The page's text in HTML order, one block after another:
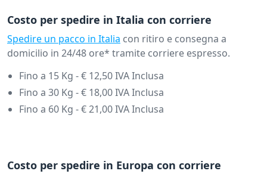
Costo per spedire in Italia con corriere
Spedire un pacco in Italia con ritiro e consegna a
domicilio in 24/48 ore* tramite corriere espresso.
Fino a 15 Kg - € 12,50 IVA Inclusa
Fino a 30 Kg - € 18,00 IVA Inclusa
Fino a 60 Kg - € 21,00 IVA Inclusa
Costo per spedire in Europa con corriere